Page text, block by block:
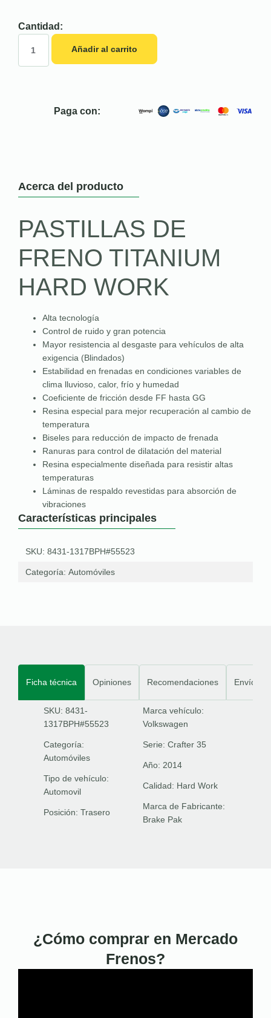
Cantidad:
Añadir al carrito
Paga con:
Acerca del producto
PASTILLAS DE
FRENO TITANIUM
HARD WORK
Alta tecnología
Control de ruido y gran potencia
Mayor resistencia al desgaste para vehículos de alta
exigencia (Blindados)
Estabilidad en frenadas en condiciones variables de
clima lluvioso, calor, frío y humedad
Coeficiente de fricción desde FF hasta GG
Resina especial para mejor recuperación al cambio de
temperatura
Biseles para reducción de impacto de frenada
Ranuras para control de dilatación del material
Resina especialmente diseñada para resistir altas
temperaturas
Láminas de respaldo revestidas para absorción de
vibraciones
Características principales
SKU: 8431-1317BPH#55523
Categoría: Automóviles
Ficha técnica Opiniones Recomendaciones Envíos
SKU: 8431-
1317BPH#55523
Categoría:
Automóviles
Tipo de vehículo:
Automovil
Posición: Trasero
Marca vehículo:
Volkswagen
Serie: Crafter 35
Año: 2014
Calidad: Hard Work
Marca de Fabricante:
Brake Pak
¿Cómo comprar en Mercado
Frenos?